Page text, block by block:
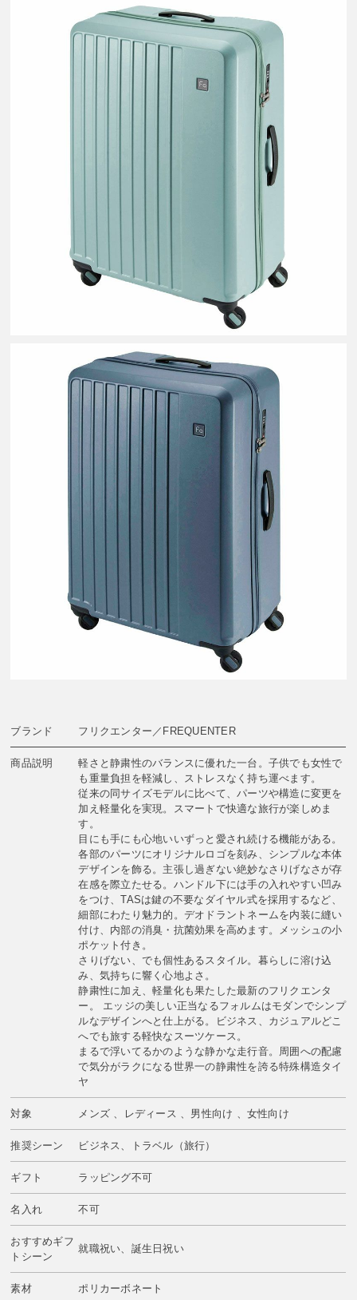
ブランド フリクエンター／FREQUENTER
商品説明
軽さと静粛性のバランスに優れた一台。子供でも女性で
も重量負担を軽減し、ストレスなく持ち運べます。
従来の同サイズモデルに比べて、パーツや構造に変更を
加え軽量化を実現。スマートで快適な旅行が楽しめま
す。
目にも手にも心地いいずっと愛され続ける機能がある。
各部のパーツにオリジナルロゴを刻み、シンプルな本体
デザインを飾る。主張し過ぎない絶妙なさりげなさが存
在感を際立たせる。ハンドル下には手の入れやすい凹み
をつけ、TASは鍵の不要なダイヤル式を採用するなど、
細部にわたり魅力的。デオドラントネームを内装に縫い
付け、内部の消臭・抗菌効果を高めます。メッシュの小
ポケット付き。
さりげない、でも個性あるスタイル。暮らしに溶け込
み、気持ちに響く心地よさ。
静粛性に加え、軽量化も果たした最新のフリクエンタ
ー。 エッジの美しい正当なるフォルムはモダンでシンプ
ルなデザインへと仕上がる。ビジネス、カジュアルどこ
へでも旅する軽快なスーツケース。
まるで浮いてるかのような静かな走行音。周囲への配慮
で気分がラクになる世界一の静粛性を誇る特殊構造タイ
ヤ
対象 メンズ 、レディース 、男性向け 、女性向け
推奨シーン ビジネス、トラベル（旅行）
ギフト ラッピング不可
名入れ 不可
おすすめギフ
トシーン
就職祝い、誕生日祝い
素材 ポリカーボネート